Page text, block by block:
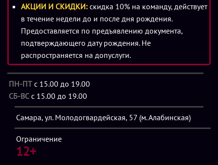
Чтобы не портить игрокам ощущение погружения,
организаторы отказались от использования раций. С вами
будет объемный звук 7.1. Вам предстоит преодолеть пять
локаций и решить множество разноплановых задач: на
знание физики, на логику и восприятие. Постарайтесь
собрать такую команду, которая придет к победе.
Минимальный возраст участниковквеста «Казематы
тьмы» в Самаре- 12 лет. За 90 минут игры команда из 2-7
человек должна будет продемонстрировать чудеса
сплоченности и взаимодействия.
АКЦИИ И СКИДКИ: скидка 10% на команду, действует
в течение недели до и после дня рождения.
Предоставляется по предъявлению документа,
подтверждающего дату рождения. Не
распространяется на допуслуги.
ПН-ПТс 15.00 до 19.00
СБ-ВС с 15.00 до 19.00
Самара, ул. Молодогвардейская, 57 (м. Алабинская)
Ограничение
12+